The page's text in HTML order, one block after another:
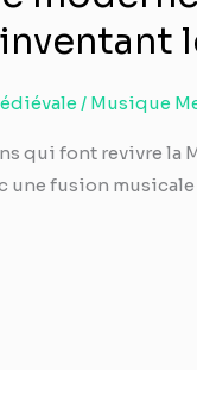
/ Musique
qui font revivre la
une fusion